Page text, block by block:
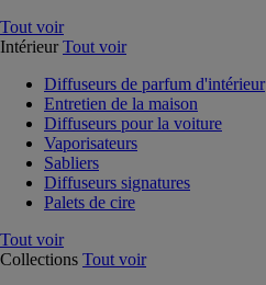
Tout voir
Intérieur Tout voir
Diffuseurs de parfum d'intérieur
Entretien de la maison
Diffuseurs pour la voiture
Vaporisateurs
Sabliers
Diffuseurs signatures
Palets de cire
Tout voir
Collections Tout voir